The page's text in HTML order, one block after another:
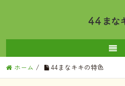
ホーム / 44まなキキの特色